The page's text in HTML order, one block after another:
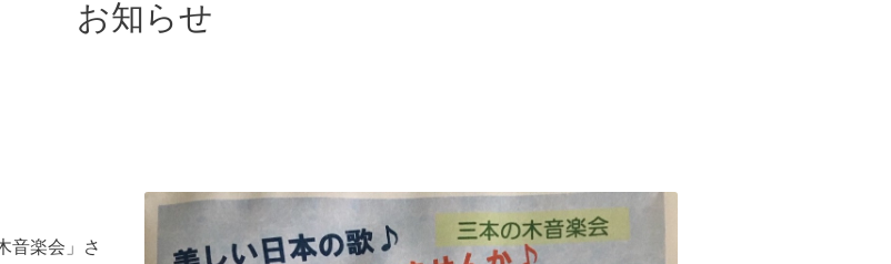
お知らせ
音楽会」さ